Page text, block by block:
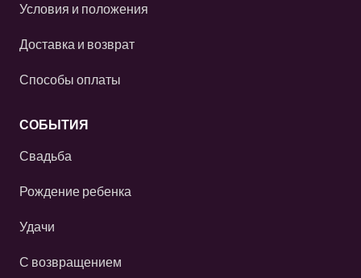
Условия и положения
Доставка и возврат
Способы оплаты
СОБЫТИЯ
Свадьба
Рождение ребенка
Удачи
С возвращением